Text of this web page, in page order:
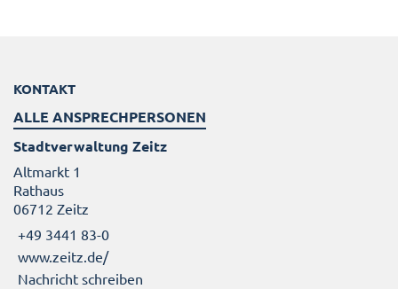
KONTAKT
ALLE ANSPRECHPERSONEN
Stadtverwaltung Zeitz
Altmarkt 1
Rathaus
06712 Zeitz
+49 3441 83-0
www.zeitz.de/
Nachricht schreiben